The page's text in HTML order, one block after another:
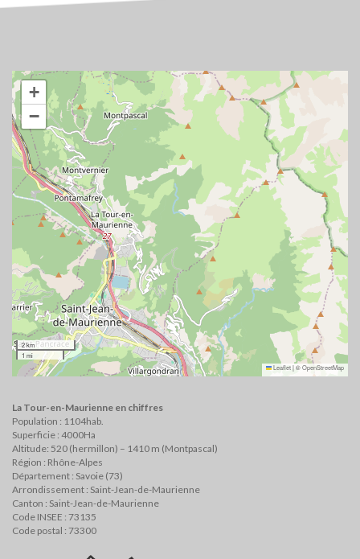
+
−
2 km
1 mi
Leaflet|©OpenStreetMap
La Tour-en-Maurienne en chiffres
Population : 1104hab.
Superficie : 4000Ha
Altitude: 520 (hermillon) – 1410 m (Montpascal)
Région : Rhône-Alpes
Département : Savoie (73)
Arrondissement : Saint-Jean-de-Maurienne
Canton : Saint-Jean-de-Maurienne
Code INSEE : 73135
Code postal : 73300